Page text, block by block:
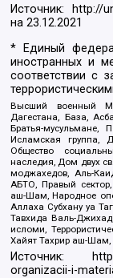
Источник: http://
на23.12.2021
* Единый
иностранных и
соответствии с
Высший военный
Дагестана, База,
Братья-мусульмане,
Исламская группа,
Общество
наследия, Дом двух
моджахедов, Аль-
АБТО, Правый
аш-Шам, Народное
Аллаха Субхану уа
Тавхида Валь-
исломи,
Хайят Тахрир аш-
Источник:
organizacii-i-